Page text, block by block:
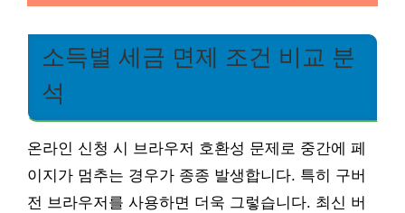
소득별 세금 면제 조건 비교 분
석
온라인 신청 시 브라우저 호환성 문제로 중간에 페
이지가 멈추는 경우가 종종 발생합니다. 특히 구버
전 브라우저를 사용하면 더욱 그렇습니다. 최신 버